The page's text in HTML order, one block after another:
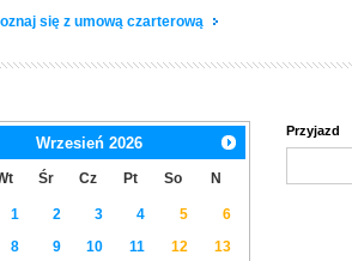
się z umową czarterową
Wrzesień 2026
Śr Cz Pt So N
1 2 3 4 5
6
8 9 10 11 12
13
Przyjazd